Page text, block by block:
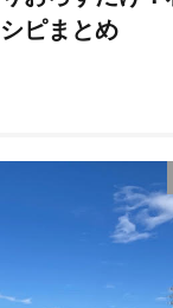
ピまとめ